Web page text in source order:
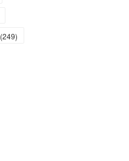
(249)